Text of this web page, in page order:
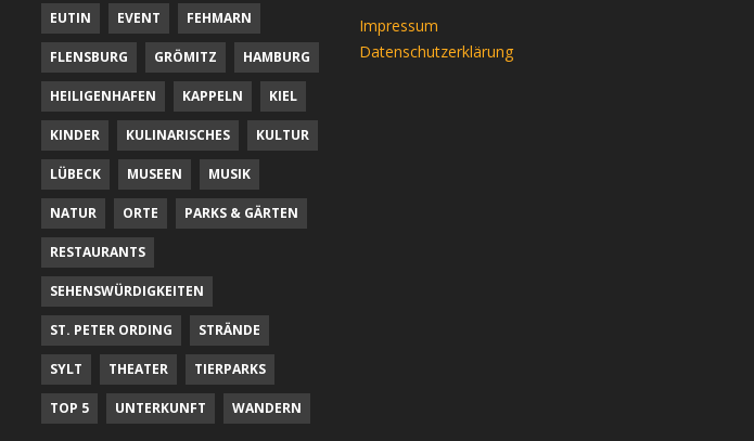
EUTIN EVENT FEHMARN
FLENSBURG GRÖMITZ HAMBURG
HEILIGENHAFEN KAPPELN KIEL
KINDER KULINARISCHES KULTUR
LÜBECK MUSEEN MUSIK
NATUR ORTE PARKS & GÄRTEN
RESTAURANTS
SEHENSWÜRDIGKEITEN
ST. PETER ORDING STRÄNDE
SYLT THEATER TIERPARKS
TOP 5 UNTERKUNFT WANDERN
Impressum
Datenschutzerklärung